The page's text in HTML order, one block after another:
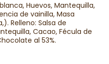
Huevos, Mantequilla,
de vainilla, Masa
Relleno: Salsa de
Cacao, Fécula de
al 53%.